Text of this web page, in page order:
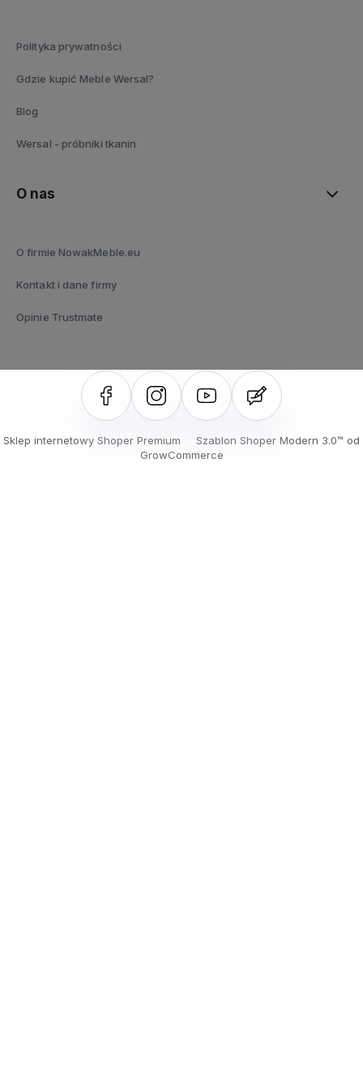
Polityka prywatności
Gdzie kupić Meble Wersal?
Blog
Wersal - próbniki tkanin
O nas
O firmie NowakMeble.eu
Kontakt i dane firmy
Opinie Trustmate
Sklep internetowy Shoper Premium Szablon Shoper Modern 3.0™ od
GrowCommerce